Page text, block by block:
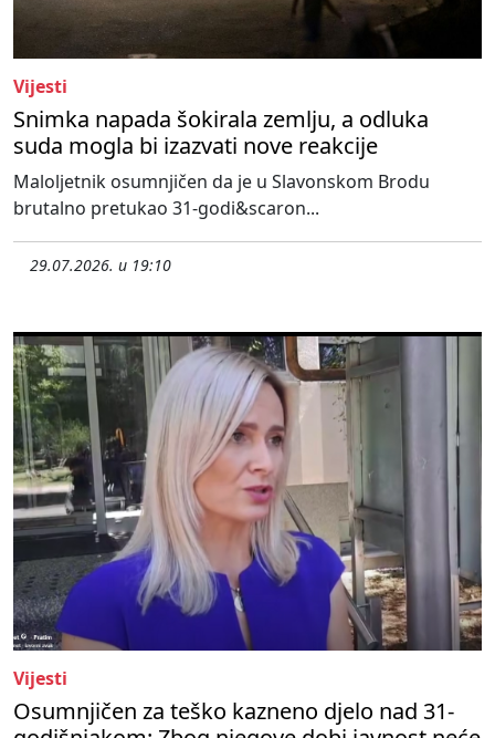
Vijesti
Snimka napada šokirala zemlju, a odluka
suda mogla bi izazvati nove reakcije
Maloljetnik osumnjičen da je u Slavonskom Brodu
brutalno pretukao 31-godi&scaron...
29.07.2026. u 19:10
Vijesti
Osumnjičen za teško kazneno djelo nad 31-